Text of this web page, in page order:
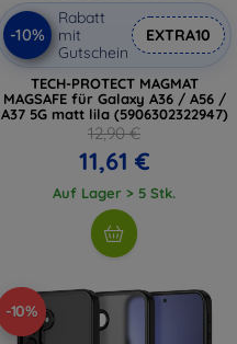
-10%
Rabatt
mit
Gutschein
EXTRA10
TECH-PROTECT MAGMAT
MAGSAFE für Galaxy A36 / A56 /
A37 5G matt lila (5906302322947)
12,90 €
11,61 €
Auf Lager > 5 Stk.
-10%